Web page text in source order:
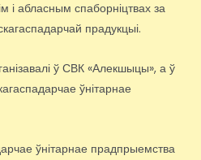
і абласным спаборніцтвах за
прадукцыі.
ў СВК «Алекшыцы», а ў
ўнітарнае
ўнітарнае прадпрыемства